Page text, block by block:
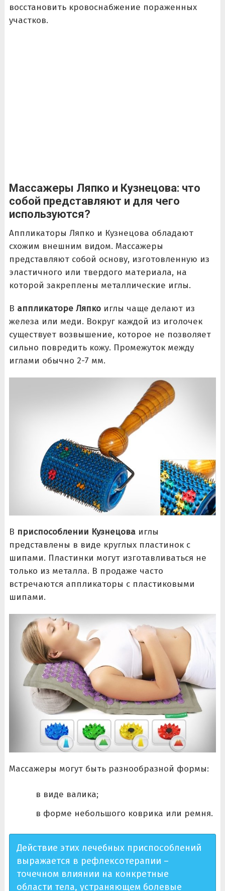
восстановить кровоснабжение пораженных
участков.
Массажеры Ляпко и Кузнецова: что
собой представляют и для чего
используются?
Аппликаторы Ляпко и Кузнецова обладают
схожим внешним видом. Массажеры
представляют собой основу, изготовленную из
эластичного или твердого материала, на
которой закреплены металлические иглы.
В аппликаторе Ляпкоиглы чаще делают из
железа или меди. Вокруг каждой из иголочек
существует возвышение, которое не позволяет
сильно повредить кожу. Промежуток между
иглами обычно 2-7 мм.
В приспособлении Кузнецоваиглы
представлены в виде круглых пластинок с
шипами. Пластинки могут изготавливаться не
только из металла. В продаже часто
встречаются аппликаторы с пластиковыми
шипами.
Массажеры могут быть разнообразной формы:
в виде валика;
в форме небольшого коврика или ремня.
Действие этих лечебных приспособлений
выражается в рефлексотерапии –
точечном влиянии на конкретные
области тела, устраняющем болевые